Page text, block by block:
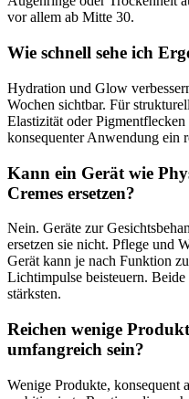
vor allem ab Mitte 30.
Wie schnell sehe ich
Hydration und Glow
Wochen sichtbar. Für
Elastizität oder
konsequenter Anwendung ein
Kann ein Gerät wie
Cremes ersetzen?
Nein. Geräte zur
ersetzen sie nicht. Pflege und
Gerät kann je nach Funktion
Lichtimpulse beisteuern.
stärksten.
Reichen wenige
umfangreich sein?
Wenige Produkte, konsequent